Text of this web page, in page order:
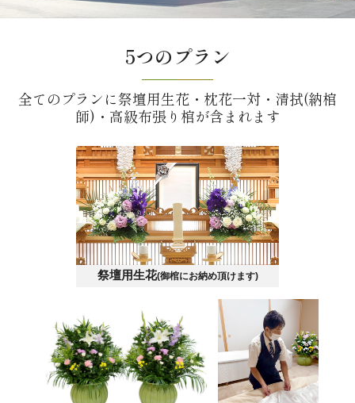
5つのプラン
全てのプランに祭壇用生花・枕花一対・清拭(納棺
師)・高級布張り棺が含まれます
祭壇用生花(御棺にお納め頂けます)